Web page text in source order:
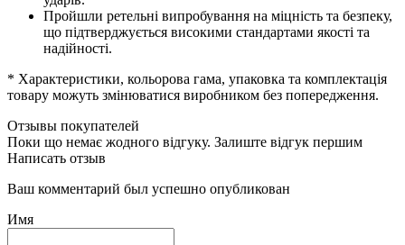
Пройшли ретельні випробування на міцність та безпеку,
що підтверджується високими стандартами якості та
надійності.
* Характеристики, кольорова гама, упаковка та комплектація
товару можуть змінюватися виробником без попередження.
Отзывы покупателей
Поки що немає жодного відгуку. Залиште відгук першим
Написать отзыв
Ваш комментарий был успешно опубликован
Имя